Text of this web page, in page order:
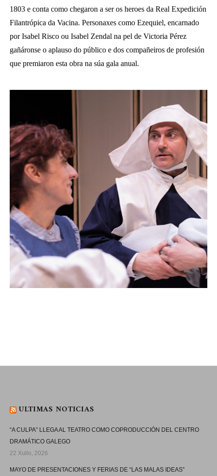
1803 e conta como chegaron a ser os heroes da Real Expedición
Filantrópica da Vacina. Personaxes como Ezequiel, encarnado
por Isabel Risco ou Isabel Zendal na pel de Victoria Pérez
gañáronse o aplauso do público e dos compañeiros de profesión
que premiaron esta obra na súa gala anual.
ULTIMAS NOTICIAS
“A CULPA” LLEGA AL TEATRO COMO COPRODUCCIÓN DEL CENTRO
DRAMÁTICO GALEGO
22 Xullo, 2026
MAYO DE PRESENTACIONES Y FERIAS DE “LAS MALAS IDEAS”